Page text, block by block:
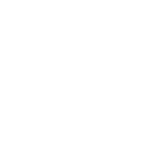
по трансформации